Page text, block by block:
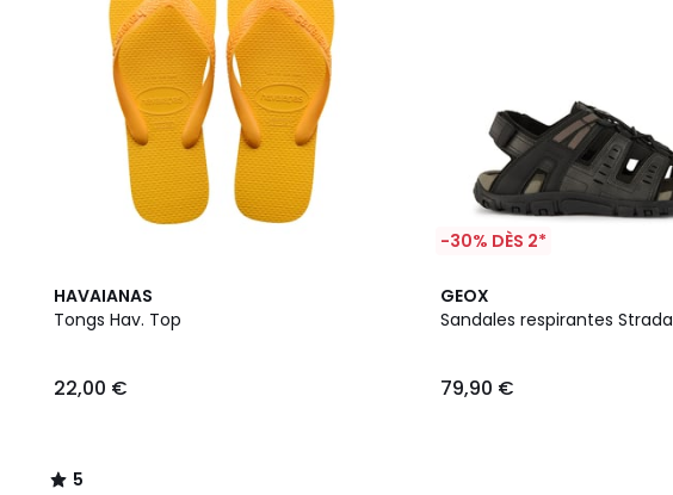
HAVAIANAS
Tongs Hav. Top
22,00 €
5
/
5
/
-30% DÈS 2*
GEOX
Sandales respirantes Strada
79,90 €